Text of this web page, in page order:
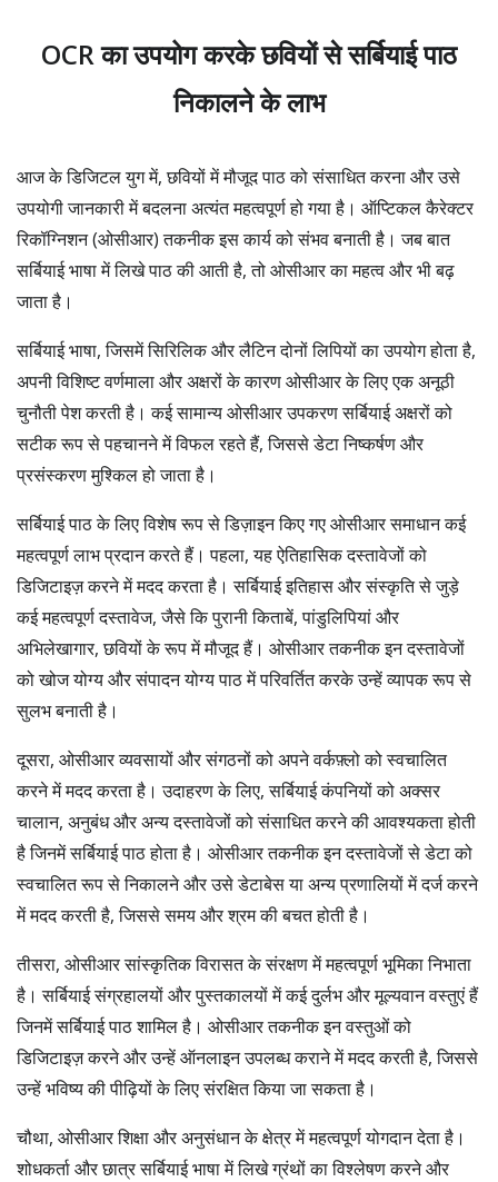
OCR का उपयोग करके छवियों से सर्बियाई पाठ
निकालने के लाभ
आज के डिजिटल युग में, छवियों में मौजूद पाठ को संसाधित करना और उसे
उपयोगी जानकारी में बदलना अत्यंत महत्वपूर्ण हो गया है। ऑप्टिकल कैरेक्टर
रिकॉग्निशन (ओसीआर) तकनीक इस कार्य को संभव बनाती है। जब बात
सर्बियाई भाषा में लिखे पाठ की आती है, तो ओसीआर का महत्व और भी बढ़
जाता है।
सर्बियाई भाषा, जिसमें सिरिलिक और लैटिन दोनों लिपियों का उपयोग होता है,
अपनी विशिष्ट वर्णमाला और अक्षरों के कारण ओसीआर के लिए एक अनूठी
चुनौती पेश करती है। कई सामान्य ओसीआर उपकरण सर्बियाई अक्षरों को
सटीक रूप से पहचानने में विफल रहते हैं, जिससे डेटा निष्कर्षण और
प्रसंस्करण मुश्किल हो जाता है।
सर्बियाई पाठ के लिए विशेष रूप से डिज़ाइन किए गए ओसीआर समाधान कई
महत्वपूर्ण लाभ प्रदान करते हैं। पहला, यह ऐतिहासिक दस्तावेजों को
डिजिटाइज़ करने में मदद करता है। सर्बियाई इतिहास और संस्कृति से जुड़े
कई महत्वपूर्ण दस्तावेज, जैसे कि पुरानी किताबें, पांडुलिपियां और
अभिलेखागार, छवियों के रूप में मौजूद हैं। ओसीआर तकनीक इन दस्तावेजों
को खोज योग्य और संपादन योग्य पाठ में परिवर्तित करके उन्हें व्यापक रूप से
सुलभ बनाती है।
दूसरा, ओसीआर व्यवसायों और संगठनों को अपने वर्कफ़्लो को स्वचालित
करने में मदद करता है। उदाहरण के लिए, सर्बियाई कंपनियों को अक्सर
चालान, अनुबंध और अन्य दस्तावेजों को संसाधित करने की आवश्यकता होती
है जिनमें सर्बियाई पाठ होता है। ओसीआर तकनीक इन दस्तावेजों से डेटा को
स्वचालित रूप से निकालने और उसे डेटाबेस या अन्य प्रणालियों में दर्ज करने
में मदद करती है, जिससे समय और श्रम की बचत होती है।
तीसरा, ओसीआर सांस्कृतिक विरासत के संरक्षण में महत्वपूर्ण भूमिका निभाता
है। सर्बियाई संग्रहालयों और पुस्तकालयों में कई दुर्लभ और मूल्यवान वस्तुएं हैं
जिनमें सर्बियाई पाठ शामिल है। ओसीआर तकनीक इन वस्तुओं को
डिजिटाइज़ करने और उन्हें ऑनलाइन उपलब्ध कराने में मदद करती है, जिससे
उन्हें भविष्य की पीढ़ियों के लिए संरक्षित किया जा सकता है।
चौथा, ओसीआर शिक्षा और अनुसंधान के क्षेत्र में महत्वपूर्ण योगदान देता है।
शोधकर्ता और छात्र सर्बियाई भाषा में लिखे ग्रंथों का विश्लेषण करने और